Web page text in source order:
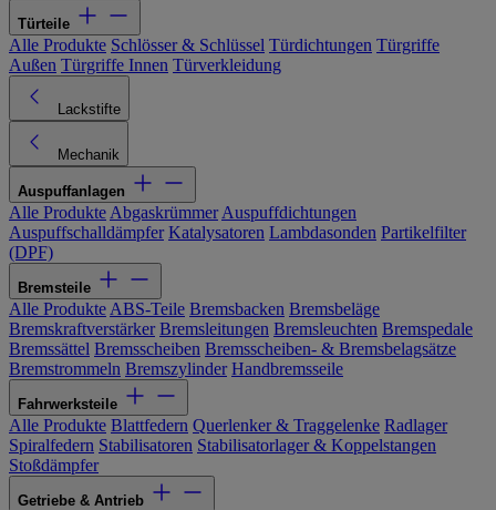
Türteile
Alle Produkte Schlösser & Schlüssel Türdichtungen Türgriffe
Außen Türgriffe Innen Türverkleidung
Lackstifte
Mechanik
Auspuffanlagen
Alle Produkte Abgaskrümmer Auspuffdichtungen
Auspuffschalldämpfer Katalysatoren Lambdasonden Partikelfilter
(DPF)
Bremsteile
Alle Produkte ABS-Teile Bremsbacken Bremsbeläge
Bremskraftverstärker Bremsleitungen Bremsleuchten Bremspedale
Bremssättel Bremsscheiben Bremsscheiben- & Bremsbelagsätze
Bremstrommeln Bremszylinder Handbremsseile
Fahrwerksteile
Alle Produkte Blattfedern Querlenker & Traggelenke Radlager
Spiralfedern Stabilisatoren Stabilisatorlager & Koppelstangen
Stoßdämpfer
Getriebe & Antrieb